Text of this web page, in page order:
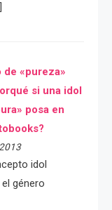
de «pureza»
si una idol
posa en
idol
género